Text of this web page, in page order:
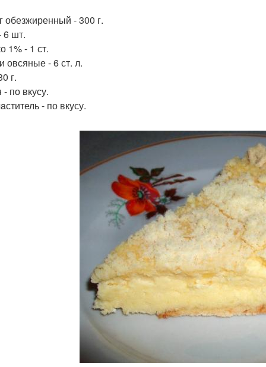
обезжиренный - 300 г.
6 шт.
1% - 1 ст.
овсяные - 6 ст. л.
г.
по вкусу.
- по вкусу.